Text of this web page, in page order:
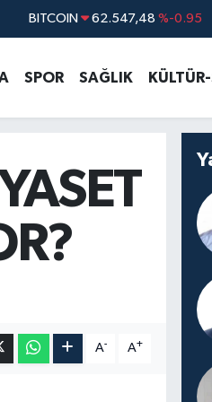
DOLAR 47,5391 %0.05
STERLİN 63,9310 %-0.38
GRAM ALTIN 6201.28 %0.42
%-53
SPOR SAĞLIK
A- A+